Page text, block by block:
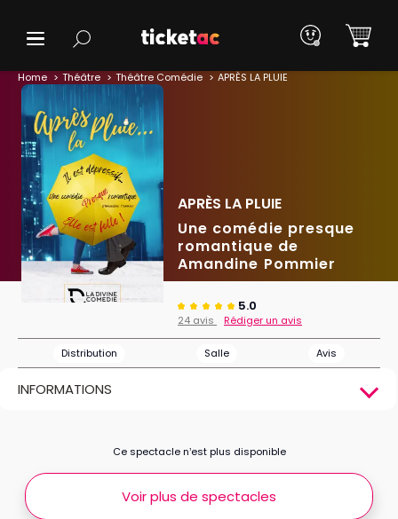
Home Théâtre Théâtre Comédie APRÈS LA PLUIE
APRÈS LA PLUIE
Une comédie presque
romantique de
Amandine Pommier
5.0
24 avis Rédiger un avis
Distribution Salle Avis
INFORMATIONS
Ce spectacle n’est plus disponible
Voir plus de spectacles